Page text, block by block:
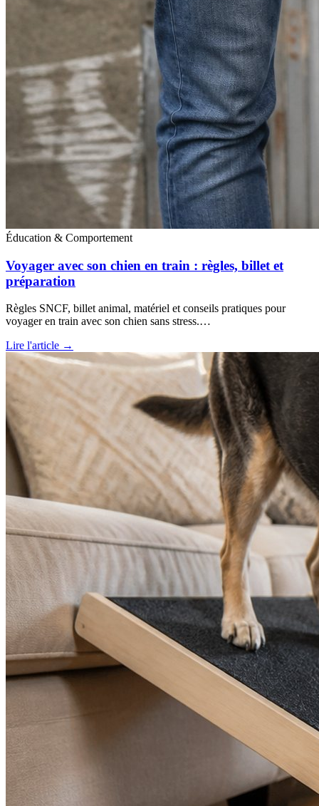
Éducation & Comportement
Voyager avec son chien en train : règles, billet et
préparation
Règles SNCF, billet animal, matériel et conseils pratiques pour
voyager en train avec son chien sans stress.…
Lire l'article →